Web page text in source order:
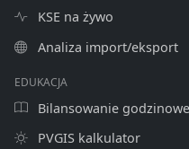
KSE na żywo
Analiza import/eksport
EDUKACJA
Bilansowanie godzinowe
PVGIS kalkulator